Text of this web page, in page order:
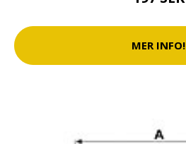
MER INFO!